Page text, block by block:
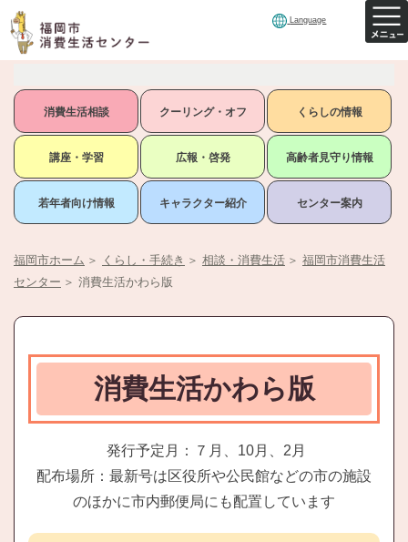
Language
消費生活相談 クーリング・オフ くらしの情報
講座・学習 広報・啓発 高齢者見守り情報
若年者向け情報 キャラクター紹介 センター案内
福岡市ホーム ＞ くらし・手続き ＞ 相談・消費生活 ＞ 福岡市消費生活
センター ＞ 消費生活かわら版
消費生活かわら版
発行予定月：７月、10月、2月
配布場所：最新号は区役所や公民館などの市の施設
のほかに市内郵便局にも配置しています